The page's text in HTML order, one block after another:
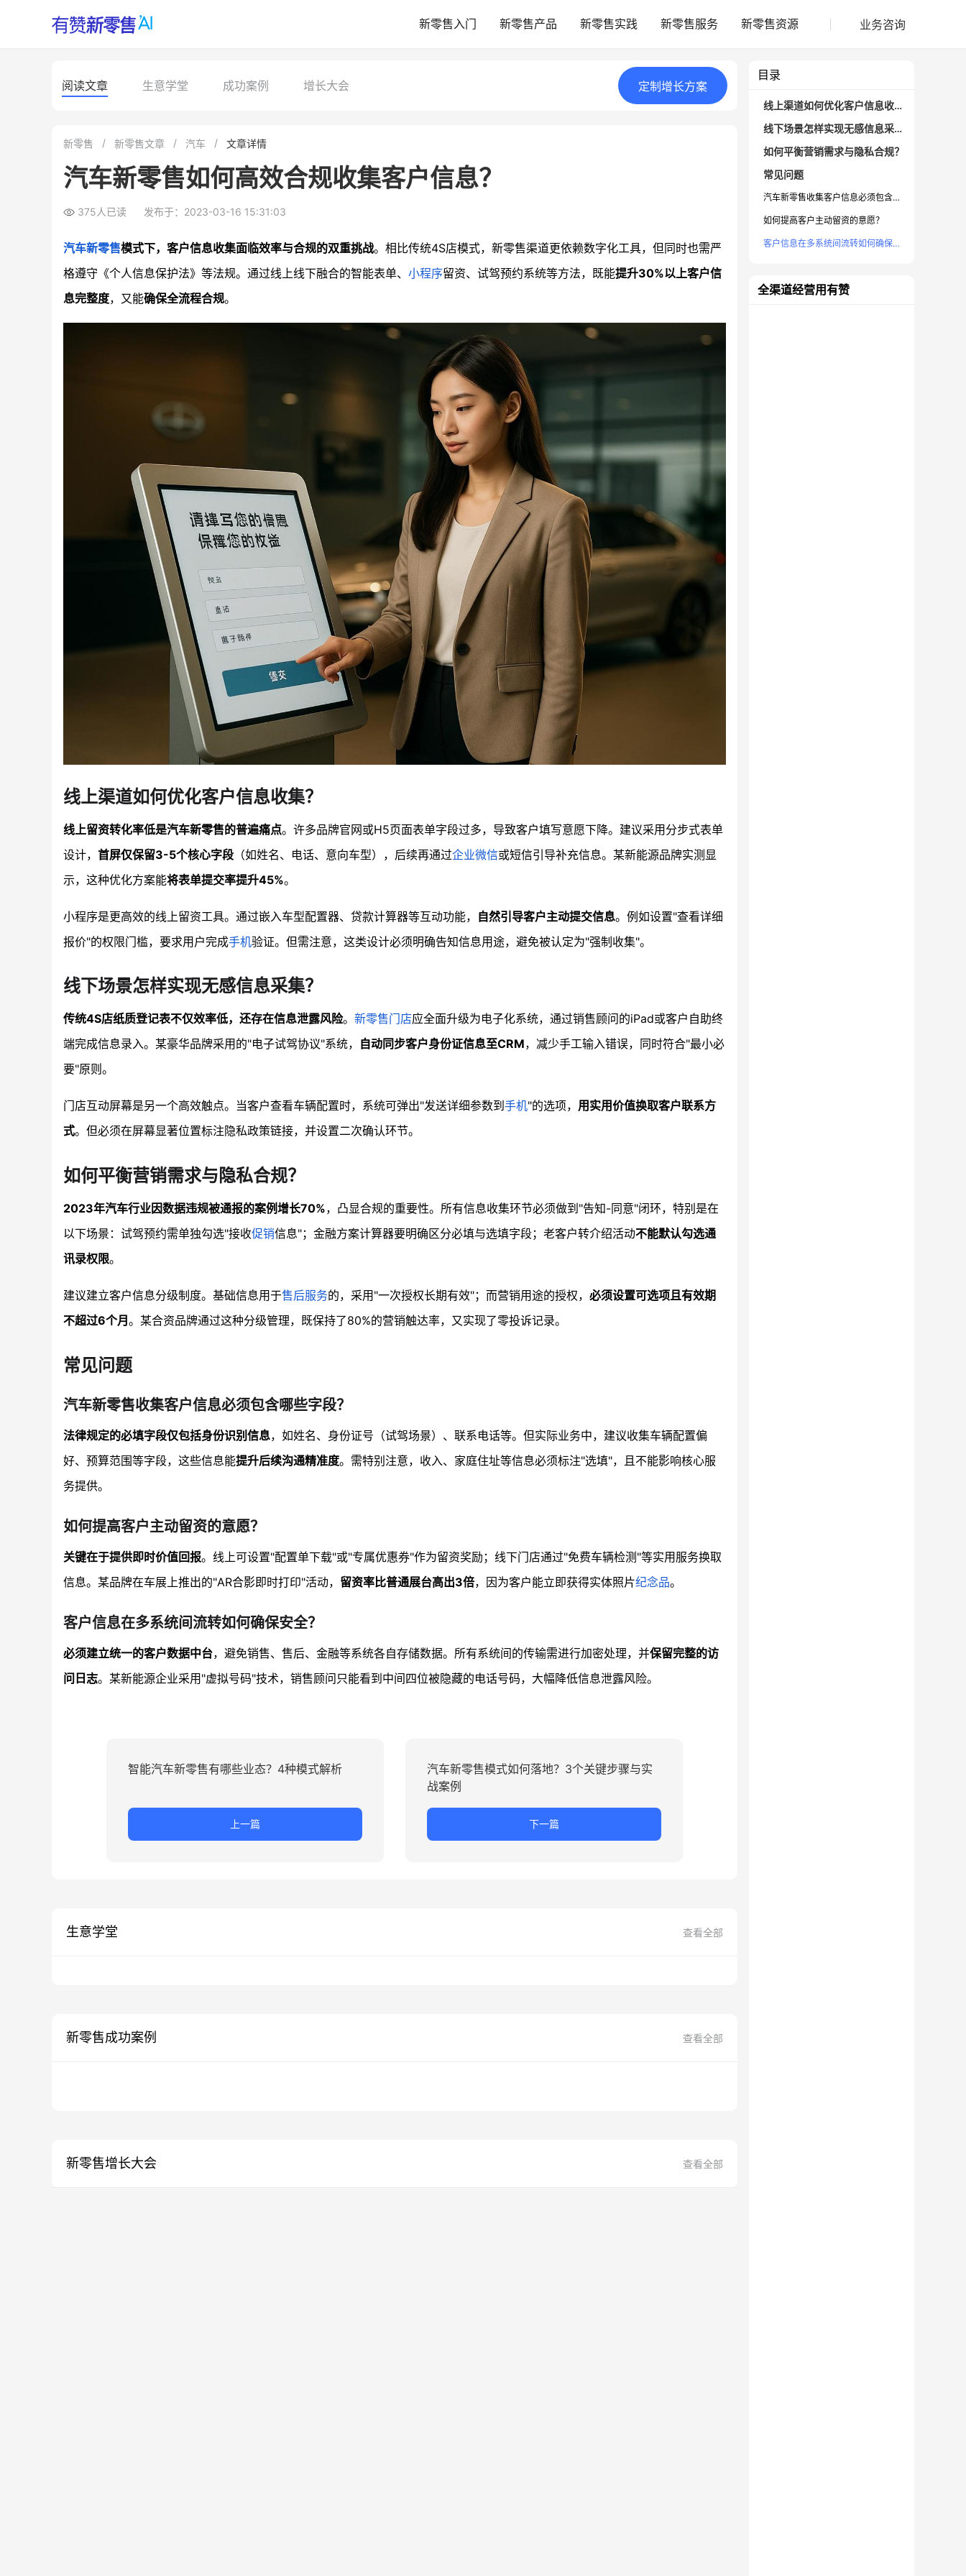
新零售入门 新零售产品 新零售实践 新零售服务 新零售资源 业务咨询
阅读文章 生意学堂 成功案例 增长大会 定制 增长方案
新零售 新零售文章 汽车 文章详情
汽车新零售如何高效合规收集客户信息？
375人已读 发布于：2023-03-16 15:31:03
汽车新零售模式下，客户信息收集面临效率与合规的双重挑战。相比传统4S店模式，新零售渠道更依赖数字化工具，但同时也需严
格遵守《个人信息保护法》等法规。通过线上线下融合的智能表单、 小程序留资、试驾预约系统等方法，既能提升30%以上客户信
息完整度，又能确保全流程合规。
线上渠道如何优化客户信息收集？
线上留资转化率低是汽车新零售的普遍痛点。许多品牌官网或H5页面表单字段过多，导致客户填写意愿下降。建议采用分步式表单
设计， 首屏仅保留3-5个核心字段 （如姓名、电话、意向车型），后续再通过企业微信或短信引导补充信息。某新能源品牌实测显
示，这种优化方案能将表单提交率提升45%。
小程序是更高效的线上留资工具。通过嵌入车型配置器、贷款计算器等互动功能， 自然引导客户主动提交信息。例如设置"查看详细
报价"的权限门槛，要求用户完成手机验证。但需注意，这类设计必须明确告知信息用途，避免被认定为"强制收集"。
线下场景怎样实现无感信息采集？
传统4S店纸质登记表不仅效率低，还存在信息泄露风险。 新零售门店应全面升级为电子化系统，通过销售顾问的iPad或客户自助终
端完成信息录入。某豪华品牌采用的"电子试驾协议"系统， 自动同步客户身份证信息至CRM，减少手工输入错误，同时符合"最小必
要"原则。
门店互动屏幕是另一个高效触点。当客户查看车辆配置时，系统可弹出"发送详细参数到 手机"的选项， 用实用价值换取客户联系方
式。但必须在屏幕显著位置标注隐私政策链接，并设置二次确认环节。
如何平衡营销需求与隐私合规？
2023年汽车行业因数据违规被通报的案例增长70%，凸显合规的重要性。所有信息收集环节必须做到"告知-同意"闭环，特别是在
以下场景：试驾预约需单独勾选"接收促销信息"；金融方案计算器要明确区分必填与选填字段；老客户转介绍活动不能默认勾选通
讯录权限。
建议建立客户信息分级制度。基础信息用于售后服务的，采用"一次授权长期有效"；而营销用途的授权， 必须设置可选项且有效期
不超过6个月 。某合资品牌通过这种分级管理，既保持了80%的营销触达率，又实现了零投诉记录。
常见问题
汽车新零售收集客户信息必须包含哪些字段？
法律规定的必填字段仅包括身份识别信息，如姓名、身份证号（试驾场景）、联系电话等。但实际业务中，建议收集车辆配置偏
好、预算范围等字段，这些信息能提升后续沟通精准度。需特别注意，收入、家庭住址等信息必须标注"选填"，且不能影响核心服
务提供。
如何提高客户主动留资的意愿？
关键在于提供即时价值回报。线上可设置"配置单下载"或"专属优惠券"作为留资奖励；线下门店通过"免费车辆检测"等实用服务换取
信息。某品牌在车展上推出的"AR合影即时打印"活动， 留资率比普通展台高出3倍，因为客户能立即获得实体照片纪念品。
客户信息在多系统间流转如何确保安全？
必须建立统一的客户数据中台，避免销售、售后、金融等系统各自存储数据。所有系统间的传输需进行加密处理，并保留完整的访
问日志。某新能源企业采用"虚拟号码"技术，销售顾问只能看到中间四位被隐藏的电话号码，大幅降低信息泄露风险。
智能汽车新零售有哪些业态？4种模式解析
上一篇
汽车新零售模式如何落地？3个关键步骤与实
战案例
下一篇
生意学堂 查看全部
新零售成功案例 查看全部
新零售增长大会 查看全部
目录
线上渠道如何优化客户信息收集？
线下场景怎样实现无感信息采集？
如何平衡营销需求与隐私合规？
常见问题
汽车新零售收集客户信息必须包含哪些字段？
如何提高客户主动留资的意愿？
客户信息在多系统间流转如何确保安全？
全渠道经营用有赞